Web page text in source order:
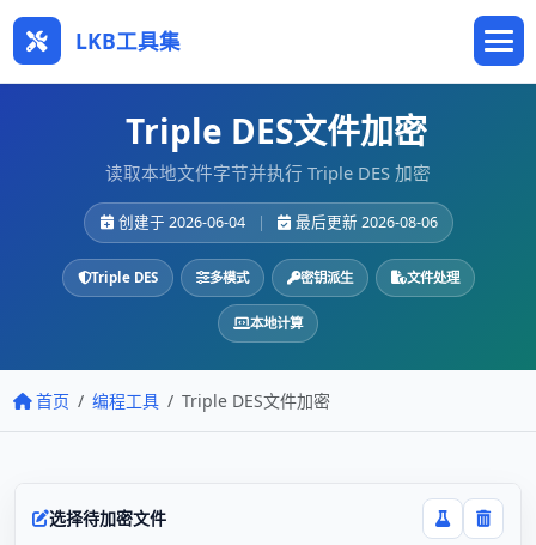
LKB工具集
Triple DES文件加密
读取本地文件字节并执行 Triple DES 加密
创建于 2026-06-04 | 最后更新 2026-08-06
Triple DES 多模式 密钥派生 文件处理
本地计算
首页 编程工具 Triple DES文件加密
选择待加密文件